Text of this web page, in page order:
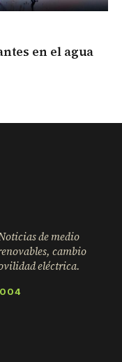
en el agua
de medio
cambio
eléctrica.